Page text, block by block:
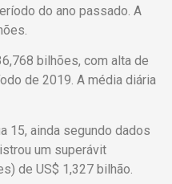
do ano passado. A
bilhões, com alta de
de 2019. A média diária
15, ainda segundo dados
um superávit
de US$ 1,327 bilhão.